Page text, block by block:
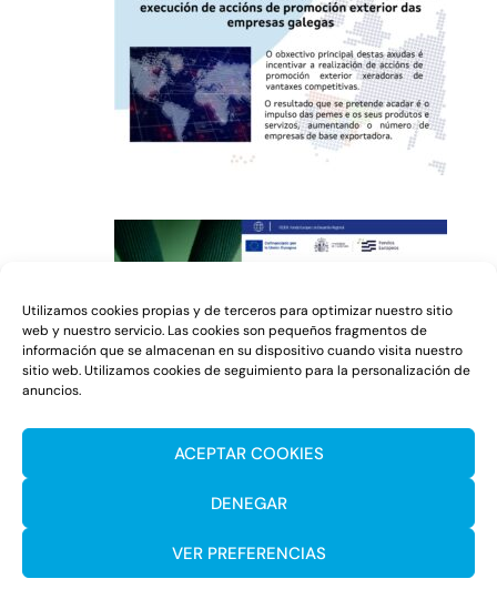
Utilizamos cookies propias y de terceros para optimizar nuestro sitio
web y nuestro servicio. Las cookies son pequeños fragmentos de
información que se almacenan en su dispositivo cuando visita nuestro
sitio web. Utilizamos cookies de seguimiento para la personalización de
anuncios.
ACEPTAR COOKIES
DENEGAR
VER PREFERENCIAS